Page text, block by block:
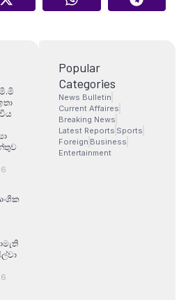
Popular
Categories
News Bulletin
Current Affaires
Breaking News
Latest Reports Sports
Foreign Business
Entertainment